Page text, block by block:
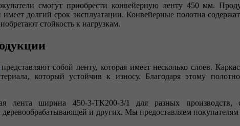
смогут приобрести конвейерную ленту 450 мм.
имеет долгий срок эксплуатации. Конвейерные полотна
стойкость к нагрузкам.
представляют собой ленту, которая имеет несколько слоев.
который устойчив к износу. Благодаря этому
лента ширина 450-3-ТК200-3/1 для разных
и других. Мы предоставляем